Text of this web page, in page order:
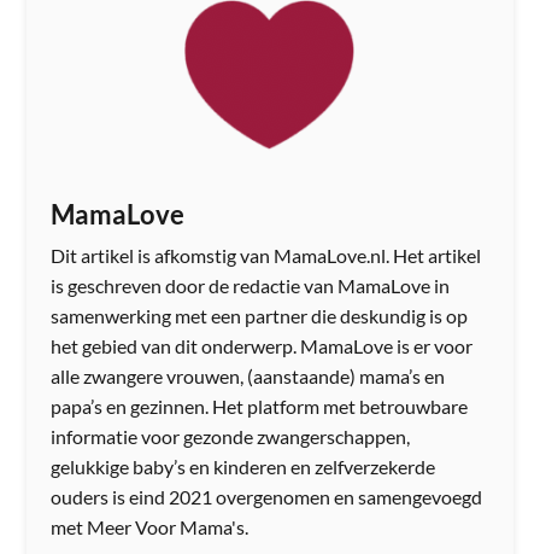
MamaLove
Dit artikel is afkomstig van MamaLove.nl. Het artikel
is geschreven door de redactie van MamaLove in
samenwerking met een partner die deskundig is op
het gebied van dit onderwerp. MamaLove is er voor
alle zwangere vrouwen, (aanstaande) mama’s en
papa’s en gezinnen. Het platform met betrouwbare
informatie voor gezonde zwangerschappen,
gelukkige baby’s en kinderen en zelfverzekerde
ouders is eind 2021 overgenomen en samengevoegd
met Meer Voor Mama's.